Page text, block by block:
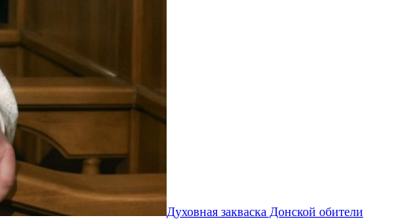
Духовная закваска Донской обители